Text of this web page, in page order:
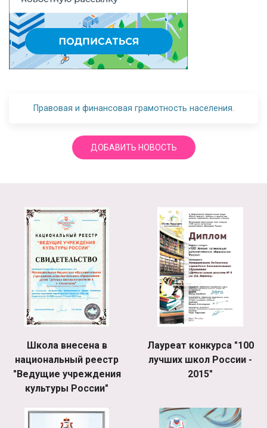
Правовая и финансовая грамотность населения.
ДОБАВИТЬ НОВОСТЬ
Школа внесена в
национальный реестр
"Ведущие учреждения
культуры России"
Лауреат конкурса "100
лучших школ России -
2015"